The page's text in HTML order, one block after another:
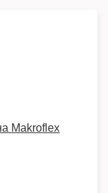
Makroflex